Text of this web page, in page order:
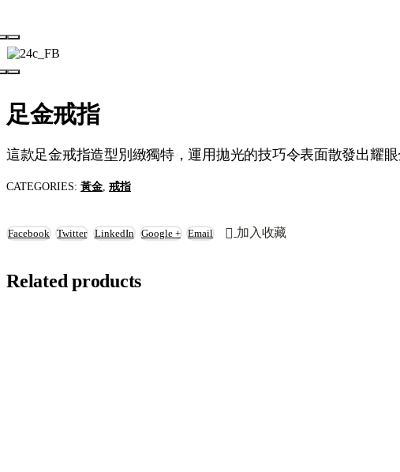
足金戒指
這款足金戒指造型別緻獨特，運用拋光的技巧令表面散發出耀
CATEGORIES: 黃金 戒指
Facebook Twitter LinkedIn Google + Email 加入收藏
Related products